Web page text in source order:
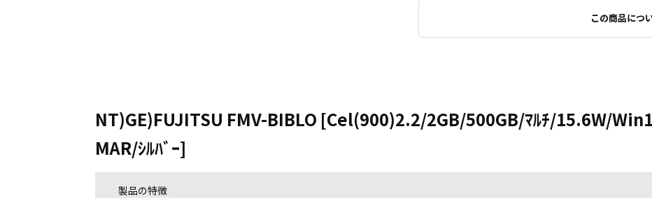
この商品につ
NT)GE)FUJITSU FMV-BIBLO [Cel(900)2.2/2GB/500GB/ﾏﾙﾁ/15.6W/
MAR/ｼﾙﾊﾞｰ]
製品の特徴